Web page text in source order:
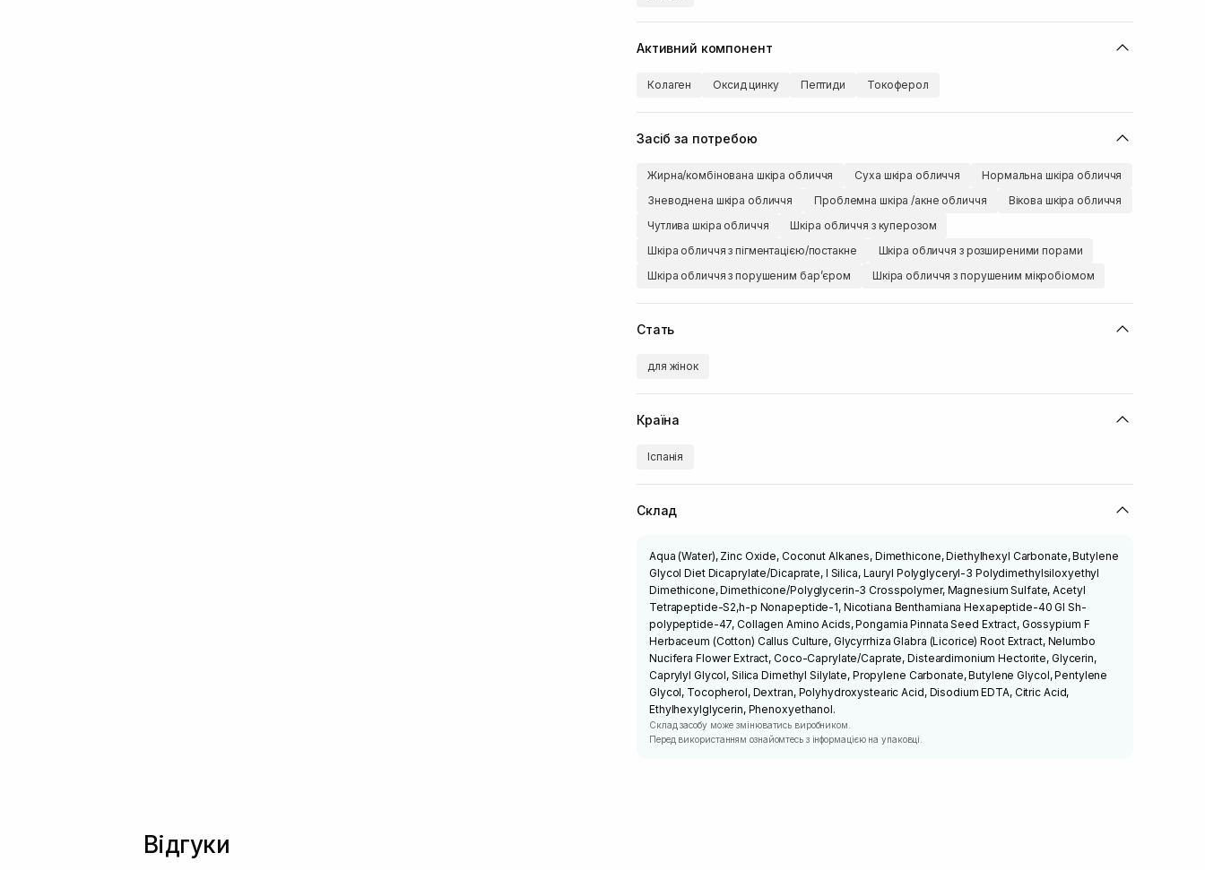
Активний компонент
Колаген Оксид цинку Пептиди Токоферол
Засіб за потребою
Жирна/комбінована шкіра обличчя Суха шкіра обличчя
Нормальна шкіра обличчя
Зневоднена шкіра обличчя
Проблемна шкіра /акне обличчя
Вікова шкіра обличчя
Чутлива шкіра обличчя
Шкіра обличчя з куперозом
Шкіра обличчя з пігментацією/постакне
Шкіра обличчя з розширеними порами
Шкіра обличчя з порушеним барʼєром
Шкіра обличчя з порушеним мікробіомом
Стать
для жінок
Країна
Іспанія
Склад
Aqua (Water), Zinc Oxide, Coconut Alkanes, Dimethicone, Diethylhexyl Carbonate, Butylene
Glycol Diet Dicaprylate/Dicaprate, I Silica, Lauryl Polyglyceryl-3 Polydimethylsiloxyethyl
Dimethicone, Dimethicone/Polyglycerin-3 Crosspolymer, Magnesium Sulfate, Acetyl
Tetrapeptide-S2,h-p Nonapeptide-1, Nicotiana Benthamiana Hexapeptide-40 Gl Sh-
polypeptide-47, Collagen Amino Acids, Pongamia Pinnata Seed Extract, Gossypium F
Herbaceum (Cotton) Callus Culture, Glycyrrhiza Glabra (Licorice) Root Extract, Nelumbo
Nucifera Flower Extract, Coco-Caprylate/Caprate, Disteardimonium Hectorite, Glycerin,
Caprylyl Glycol, Silica Dimethyl Silylate, Propylene Carbonate, Butylene Glycol, Pentylene
Glycol, Tocopherol, Dextran, Polyhydroxystearic Acid, Disodium EDTA, Citric Acid,
Ethylhexylglycerin, Phenoxyethanol.
Склад засобу може змінюватись виробником.
Перед використанням ознайомтесь з інформацією на упаковці.
Відгуки